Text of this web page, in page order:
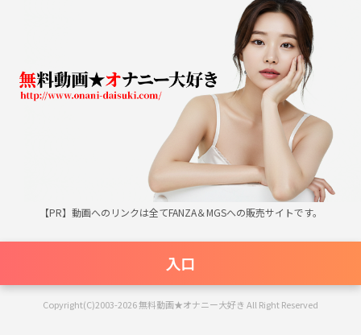
無料動画★オナニー大好き
【PR】動画へのリンクは全てFANZA＆MGSへの販売サイトです。
入口
Copyright(C)2003-2026 無料動画★オナニー大好き All Right Reserved